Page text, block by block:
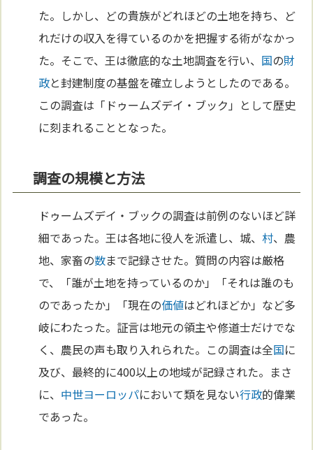
た。しかし、どの貴族がどれほどの土地を持ち、ど
れだけの収入を得ているのかを把握する術がなかっ
た。そこで、王は徹底的な土地調査を行い、 国の財
政と封建制度の基盤を確立しようとしたのである。
この調査は「ドゥームズデイ・ブック」として歴史
に刻まれることとなった。
調査の規模と方法
ドゥームズデイ・ブックの調査は前例のないほど詳
細であった。王は各地に役人を派遣し、城、村、農
地、家畜の数まで記録させた。質問の内容は厳格
で、「誰が土地を持っているのか」「それは誰のも
のであったか」「現在の価値はどれほどか」など多
岐にわたった。証言は地元の領主や修道士だけでな
く、農民の声も取り入れられた。この調査は全国に
及び、最終的に400以上の地域が記録された。まさ
に、 中世ヨーロッパにおいて類を見ない行政的偉業
であった。